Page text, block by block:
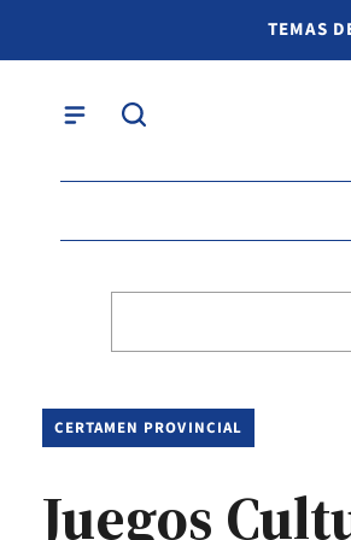
TEMAS
CERTAMEN PROVINCIAL
Juegos